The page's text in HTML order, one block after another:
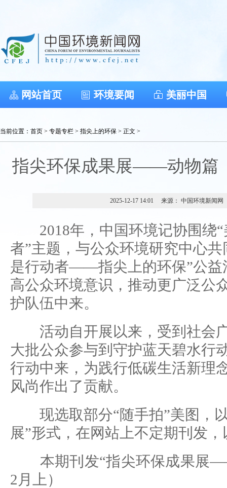
网站首页 环境要闻 美丽中国
当前位置： 首页 > 专题专栏 > 指尖上的环保 > 正文 >
指尖环保成果展——动物篇
2025-12-17 14:01 来源： 中国环境新闻网
2018年，中国环境记协围绕“
者”主题，与公众环境研究中心
是行动者——指尖上的环保”公益
高公众环境意识，推动更广泛公
护队伍中来。
活动自开展以来，受到社会
大批公众参与到守护蓝天碧水行
行动中来，为践行低碳生活新理
风尚作出了贡献。
现选取部分“随手拍”美图，
展”形式，在网站上不定期刊发
本期刊发“指尖环保成果展
2月上）